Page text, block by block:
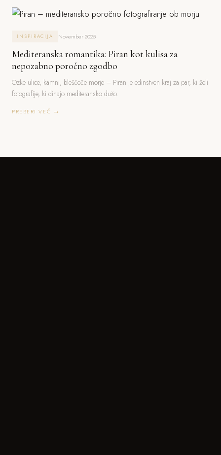
INSPIRACIJA November 2025
Mediteranska romantika: Piran kot kulisa za
nepozabno poročno zgodbo
Ozke ulice, kamni, bleščeče morje – Piran je edinstven kraj za par, ki želi
fotografije, ki dihajo mediteransko dušo.
PREBERI VEČ →